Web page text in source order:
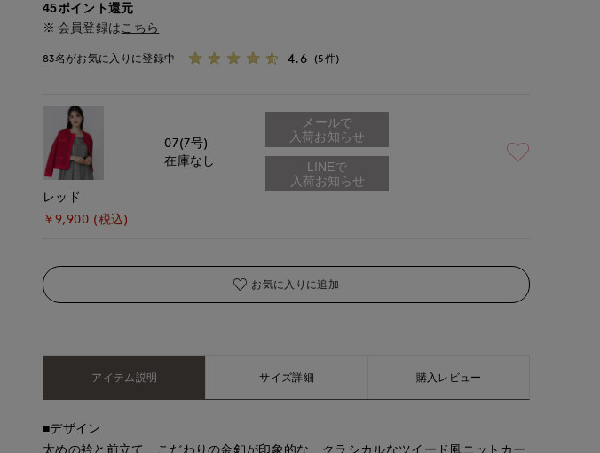
45ポイント還元
会員登録は こちら
83名がお気に入りに登録中 4.6 (5件)
レッド
￥9,900 (税込)
07(7号)
在庫なし
メールで
入荷お知らせ
お気に入りに追加
アイテム説明 サイズ詳細 購入レビュー
■デザイン
太めの衿と前立て、こだわりの金釦が印象的な、クラシカルなツイード風ニットカー